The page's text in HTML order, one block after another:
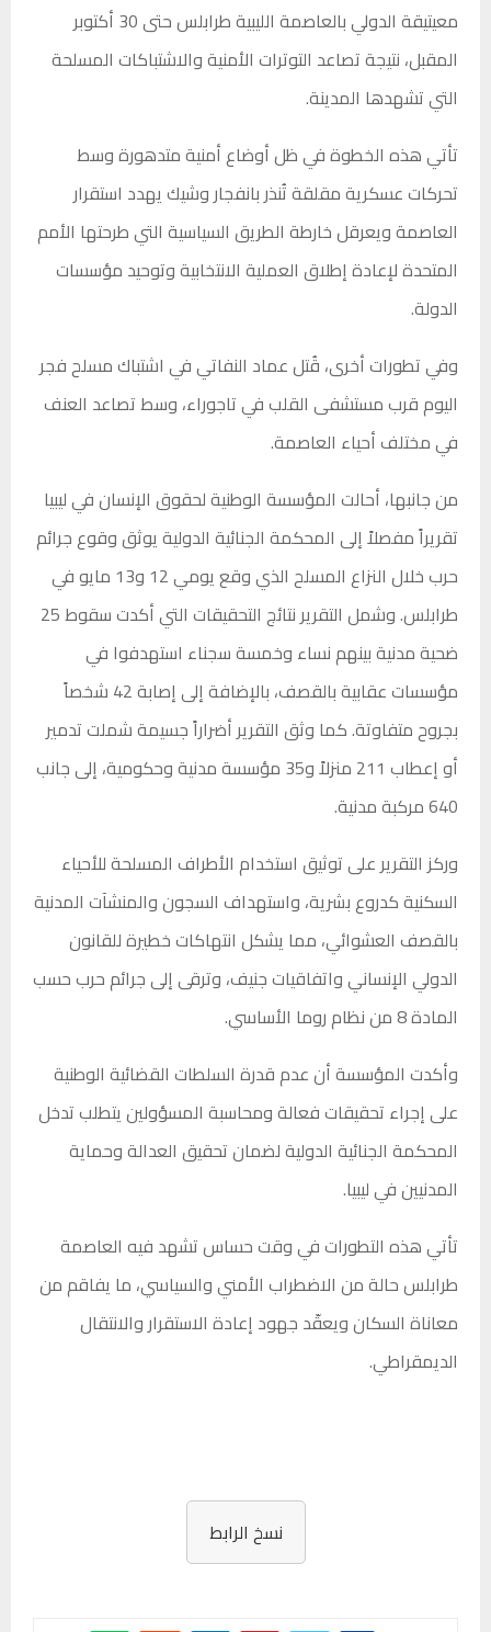
معيتيقة الدولي بالعاصمة الليبية طرابلس حتى 30 أكتوبر
المقبل، نتيجة تصاعد التوترات الأمنية والاشتباكات المسلحة
التي تشهدها المدينة.
تأتي هذه الخطوة في ظل أوضاع أمنية متدهورة وسط
تحركات عسكرية مقلقة تُنذر بانفجار وشيك يهدد استقرار
العاصمة ويعرقل خارطة الطريق السياسية التي طرحتها الأمم
المتحدة لإعادة إطلاق العملية الانتخابية وتوحيد مؤسسات
الدولة.
وفي تطورات أخرى، قُتل عماد النفاتي في اشتباك مسلح فجر
اليوم قرب مستشفى القلب في تاجوراء، وسط تصاعد العنف
في مختلف أحياء العاصمة.
من جانبها، أحالت المؤسسة الوطنية لحقوق الإنسان في ليبيا
تقريراً مفصلاً إلى المحكمة الجنائية الدولية يوثق وقوع جرائم
حرب خلال النزاع المسلح الذي وقع يومي 12 و13 مايو في
طرابلس. وشمل التقرير نتائج التحقيقات التي أكدت سقوط 25
ضحية مدنية بينهم نساء وخمسة سجناء استهدفوا في
مؤسسات عقابية بالقصف، بالإضافة إلى إصابة 42 شخصاً
بجروح متفاوتة. كما وثق التقرير أضراراً جسيمة شملت تدمير
أو إعطاب 211 منزلاً و35 مؤسسة مدنية وحكومية، إلى جانب
640 مركبة مدنية.
وركز التقرير على توثيق استخدام الأطراف المسلحة للأحياء
السكنية كدروع بشرية، واستهداف السجون والمنشآت المدنية
بالقصف العشوائي، مما يشكل انتهاكات خطيرة للقانون
الدولي الإنساني واتفاقيات جنيف، وترقى إلى جرائم حرب حسب
المادة 8 من نظام روما الأساسي.
وأكدت المؤسسة أن عدم قدرة السلطات القضائية الوطنية
على إجراء تحقيقات فعالة ومحاسبة المسؤولين يتطلب تدخل
المحكمة الجنائية الدولية لضمان تحقيق العدالة وحماية
المدنيين في ليبيا.
تأتي هذه التطورات في وقت حساس تشهد فيه العاصمة
طرابلس حالة من الاضطراب الأمني والسياسي، ما يفاقم من
معاناة السكان ويعقّد جهود إعادة الاستقرار والانتقال
الديمقراطي.
نسخ الرابط